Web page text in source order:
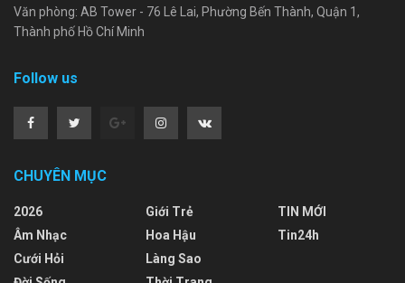
Văn phòng: AB Tower - 76 Lê Lai, Phường Bến Thành, Quận 1,
Thành phố Hồ Chí Minh
Follow us
CHUYÊN MỤC
2026
Âm Nhạc
Cưới Hỏi
Giới Trẻ
Hoa Hậu
Làng Sao
TIN MỚI
Tin24h